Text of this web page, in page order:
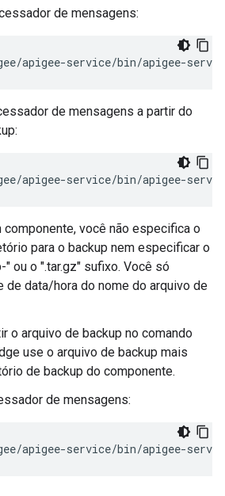
de mensagens:
apigee-service/bin/apigee-
de mensagens a partir do
apigee-service/bin/apigee-
componente, você não especifica o
para o backup nem especificar o
" ou o ".tar.gz" sufixo. Você só
de data/hora do nome do arquivo de
o arquivo de backup no comando
use o arquivo de backup mais
de backup do componente.
de mensagens:
apigee-service/bin/apigee-